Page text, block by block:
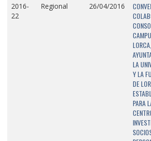
2016-
22
Regional 26/04/2016
LA
Y LA
DE
PARA